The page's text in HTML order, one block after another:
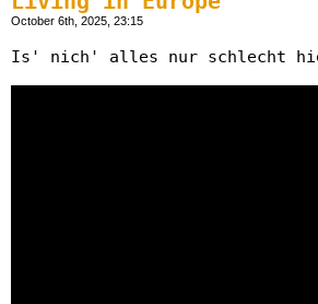
October 6th, 2025, 23:15
Is' nich' alles nur schlecht